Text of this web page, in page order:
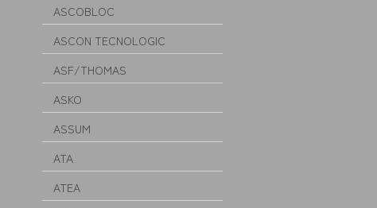
ASCOBLOC
ASCON TECNOLOGIC
ASF/THOMAS
ASKO
ASSUM
ATA
ATEA